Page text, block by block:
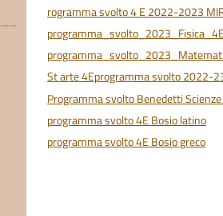
rogramma svolto 4 E 2022-2023
St arte 4Eprogramma svolto 2022-
Programma svolto Benedetti
programma svolto 4E Bosio latino
programma svolto 4E Bosio greco